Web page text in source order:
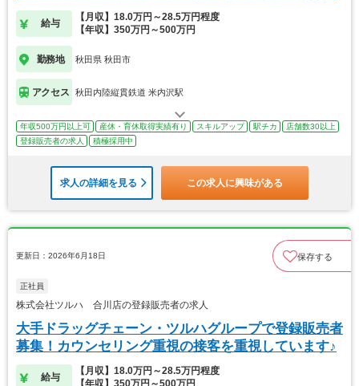
給与
【月収】18.0万円～28.5万円程度
【年収】350万円～500万円
勤務地 秋田県 秋田市
アクセス 秋田内陸縦貫鉄道 米内沢駅
年収500万円以上可 産休・育休取得実績有り スキルアップ 駅チカ
店舗数30以上
登録販売者の求人
積極採用中
求人の詳細を見る この求人に興味がある
更新日：2026年6月18日 保存する
正社員
株式会社ツルハ 合川店の登録販売者の求人
大手ドラッグチェーン・ツルハグループで登録販売者
募集！カウンセリング重視の接客を重視しています♪
給与
【月収】18.0万円～28.5万円程度
【年収】350万円～500万円